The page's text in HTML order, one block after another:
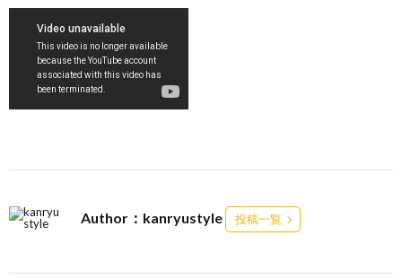
Author：kanryustyle 投稿一覧